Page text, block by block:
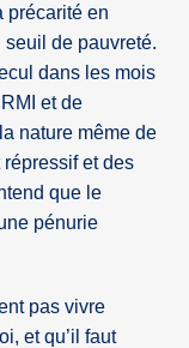
précarité en
de pauvreté.
dans les mois
et de
nature même de
répressif et des
que le
pénurie
pas vivre
et qu’il faut